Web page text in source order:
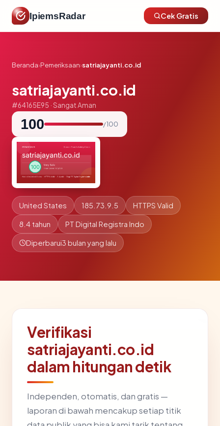
IpiemsRadar Cek Gratis
Beranda›Pemeriksaan›satriajayanti.co.id
satriajayanti.co.id
#64165E95 · Sangat Aman
100 / 100
United States 185.73.9.5 HTTPS Valid
8.4 tahun PT Digital Registra Indo
Diperbarui3 bulan yang lalu
Verifikasi
satriajayanti.co.id
dalam hitungan detik
Independen, otomatis, dan gratis —
laporan di bawah mencakup setiap titik